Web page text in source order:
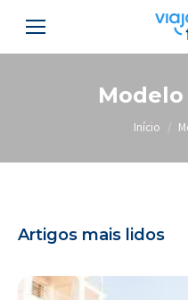
Você
Início
Artigos mais lidos